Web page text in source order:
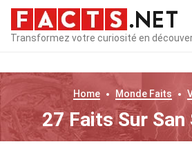
Transformez votre curiosité en
Home MondeFaits
27 Faits Sur San